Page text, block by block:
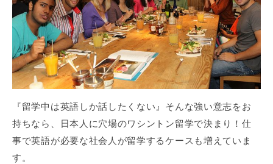
『留学中は英語しか話したくない』そんな強い意志をお
持ちなら、日本人に穴場のワシントン留学で決まり！仕
事で英語が必要な社会人が留学するケースも増えていま
す。